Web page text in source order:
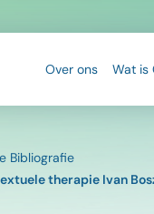
Over ons Wat is
Bibliografie
therapie Ivan